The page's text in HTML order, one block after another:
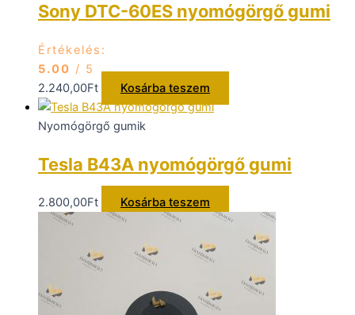
Sony DTC-60ES nyomógörgő gumi
Értékelés:
5.00 / 5
2.240,00Ft Kosárba teszem
Nyomógörgő gumik
Tesla B43A nyomógörgő gumi
2.800,00Ft Kosárba teszem